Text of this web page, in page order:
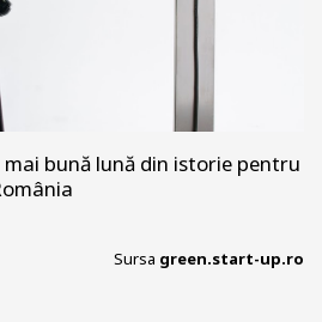
bună lună din istorie pentru
Sursa green.start-up.ro